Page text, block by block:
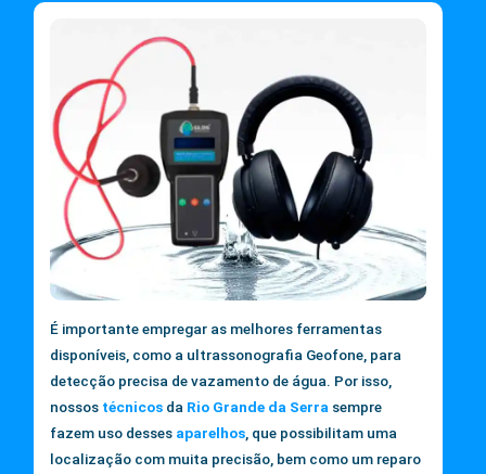
É importante empregar as melhores ferramentas
disponíveis, como a ultrassonografia Geofone, para
detecção precisa de vazamento de água. Por isso,
nossos técnicos da Rio Grande da Serra sempre
fazem uso desses aparelhos , que possibilitam uma
localização com muita precisão, bem como um reparo